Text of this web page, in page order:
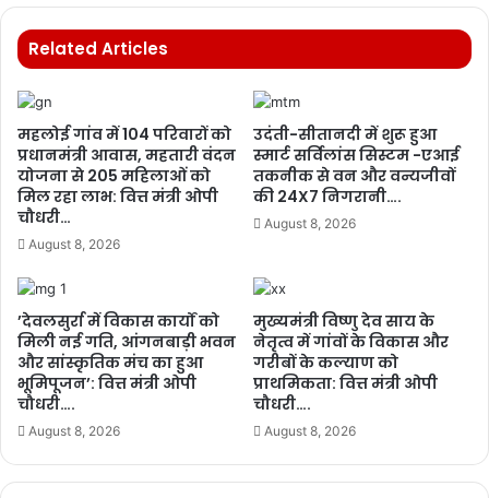
Related Articles
महलोई गांव में 104 परिवारों को
प्रधानमंत्री आवास, महतारी वंदन
योजना से 205 महिलाओं को
मिल रहा लाभ: वित्त मंत्री ओपी
चौधरी…
August 8, 2026
उदंती-सीतानदी में शुरू हुआ
स्मार्ट सर्विलांस सिस्टम -एआई
तकनीक से वन और वन्यजीवों
की 24X7 निगरानी….
August 8, 2026
’देवलसुर्रा में विकास कार्यों को
मिली नई गति, आंगनबाड़ी भवन
और सांस्कृतिक मंच का हुआ
भूमिपूजन’: वित्त मंत्री ओपी
चौधरी….
August 8, 2026
मुख्यमंत्री विष्णु देव साय के
नेतृत्व में गांवों के विकास और
गरीबों के कल्याण को
प्राथमिकता: वित्त मंत्री ओपी
चौधरी….
August 8, 2026